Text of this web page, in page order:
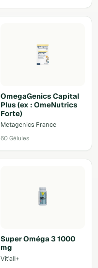
OmegaGenics Capital
Plus (ex : OmeNutrics
Forte)
Metagenics France
60 Gélules
Super Oméga 3 1000
mg
Vit'all+